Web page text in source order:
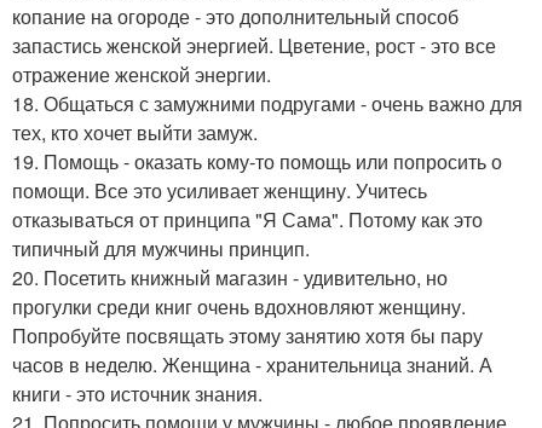
копание на огороде - это дополнительный способ
запастись женской энергией. Цветение, рост - это все
отражение женской энергии.
18. Общаться с замужними подругами - очень важно для
тех, кто хочет выйти замуж.
19. Помощь - оказать кому-то помощь или попросить о
помощи. Все это усиливает женщину. Учитесь
отказываться от принципа "Я Сама". Потому как это
типичный для мужчины принцип.
20. Посетить книжный магазин - удивительно, но
прогулки среди книг очень вдохновляют женщину.
Попробуйте посвящать этому занятию хотя бы пару
часов в неделю. Женщина - хранительница знаний. А
книги - это источник знания.